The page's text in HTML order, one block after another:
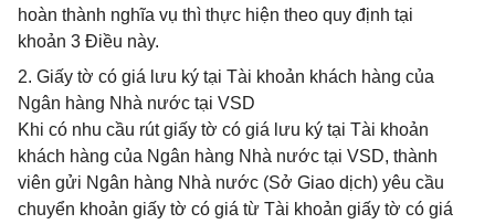
hoàn thành nghĩa vụ thì thực hiện theo quy định tại
khoản 3 Điều này.
2. Giấy tờ có giá lưu ký tại Tài khoản khách hàng của
Ngân hàng Nhà nước tại VSD
Khi có nhu cầu rút giấy tờ có giá lưu ký tại Tài khoản
khách hàng của Ngân hàng Nhà nước tại VSD, thành
viên gửi Ngân hàng Nhà nước (Sở Giao dịch) yêu cầu
chuyển khoản giấy tờ có giá từ Tài khoản giấy tờ có giá